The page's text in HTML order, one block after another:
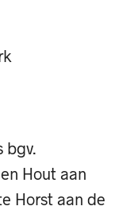
bgv.
Hout aan
Horst aan de